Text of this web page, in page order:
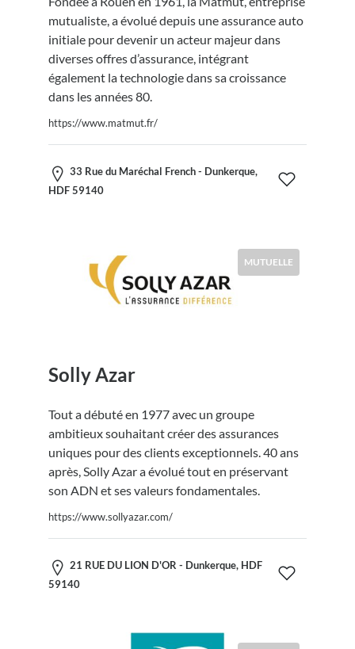
mutualiste, a évolué depuis une assurance auto
initiale pour devenir un acteur majeur dans
diverses offres d’assurance, intégrant
également la technologie dans sa croissance
dans les années 80.
https://www.matmut.fr/
33 Rue du Maréchal French - Dunkerque,
HDF 59140
MUTUELLE
Solly Azar
Tout a débuté en 1977 avec un groupe
ambitieux souhaitant créer des assurances
uniques pour des clients exceptionnels. 40 ans
après, Solly Azar a évolué tout en préservant
son ADN et ses valeurs fondamentales.
https://www.sollyazar.com/
21 RUE DU LION D'OR - Dunkerque, HDF
59140